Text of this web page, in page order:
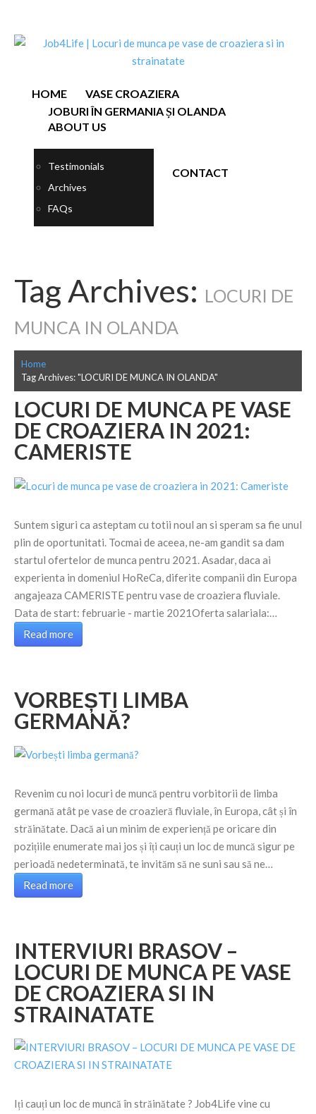
HOME
VASE CROAZIERA
JOBURI ÎN GERMANIA ȘI OLANDA
ABOUT US
Testimonials
Archives
FAQs
CONTACT
Tag Archives: LOCURI DE
MUNCA IN OLANDA
Home
Tag Archives: "LOCURI DE MUNCA IN OLANDA"
LOCURI DE MUNCA PE VASE
DE CROAZIERA IN 2021:
CAMERISTE
Suntem siguri ca asteptam cu totii noul an si speram sa fie unul
plin de oportunitati. Tocmai de aceea, ne-am gandit sa dam
startul ofertelor de munca pentru 2021. Asadar, daca ai
experienta in domeniul HoReCa, diferite companii din Europa
angajeaza CAMERISTE pentru vase de croaziera fluviale.
Data de start: februarie - martie 2021Oferta salariala:…
Read more
VORBEȘTI LIMBA
GERMANĂ?
Revenim cu noi locuri de muncă pentru vorbitorii de limba
germană atât pe vase de croazieră fluviale, în Europa, cât și în
străinătate. Dacă ai un minim de experiență pe oricare din
pozițiile enumerate mai jos și îți cauți un loc de muncă sigur pe
perioadă nedeterminată, te invităm să ne suni sau să ne…
Read more
INTERVIURI BRASOV –
LOCURI DE MUNCA PE VASE
DE CROAZIERA SI IN
STRAINATATE
Iți cauți un loc de muncă în străinătate ? Job4Life vine cu